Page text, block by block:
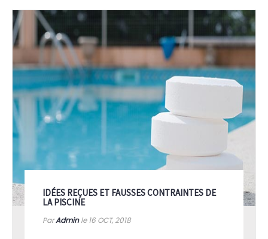
IDÉES REÇUES ET FAUSSES CONTRAINTES DE
LA PISCINE
ParAdminle 16 OCT, 2018